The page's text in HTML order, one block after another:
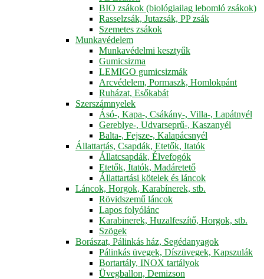
BIO zsákok (biológiailag lebomló zsákok)
Rasselzsák, Jutazsák, PP zsák
Szemetes zsákok
Munkavédelem
Munkavédelmi kesztyűk
Gumicsizma
LEMIGO gumicsizmák
Arcvédelem, Pormaszk, Homlokpánt
Ruházat, Esőkabát
Szerszámnyelek
Ásó-, Kapa-, Csákány-, Villa-, Lapátnyél
Gereblye-, Udvarseprű-, Kaszanyél
Balta-, Fejsze-, Kalapácsnyél
Állattartás, Csapdák, Etetők, Itatók
Állatcsapdák, Élvefogók
Etetők, Itatók, Madáretető
Állattartási kötelek és láncok
Láncok, Horgok, Karabínerek, stb.
Rövidszemű láncok
Lapos folyólánc
Karabinerek, Huzalfeszítő, Horgok, stb.
Szögek
Borászat, Pálinkás ház, Segédanyagok
Pálinkás üvegek, Díszüvegek, Kapszulák
Bortartály, INOX tartályok
Üvegballon, Demizson